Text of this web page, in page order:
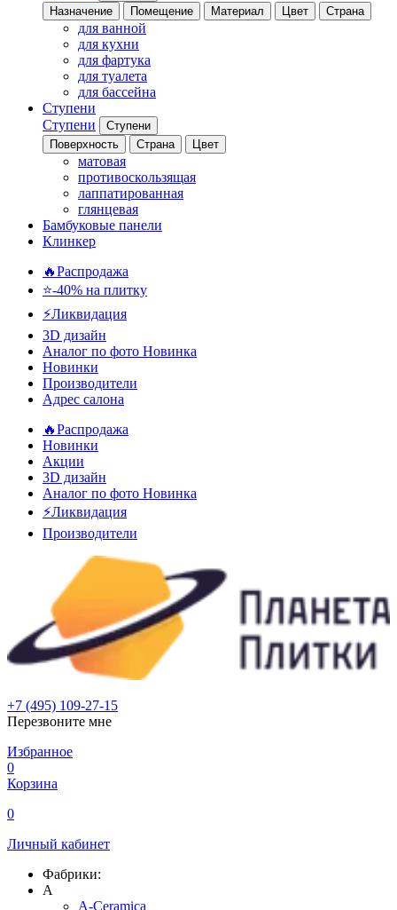
Назначение
Помещение Материал Цвет Страна
для ванной
для кухни
для фартука
для туалета
для бассейна
Ступени
Ступени
Ступени
Поверхность
Страна Цвет
матовая
противоскользящая
лаппатированная
глянцевая
Бамбуковые панели
Клинкер
🔥Распродажа
⭐-40% на плитку
⚡️Ликвидация
3D дизайн
Аналог по фото Новинка
Новинки
Производители
Адрес салона
🔥Распродажа
Новинки
Акции
3D дизайн
Аналог по фото Новинка
⚡Ликвидация
Производители
+7 (495) 109-27-15
Перезвоните мне
Избранное
0
Корзина
0
Личный кабинет
Фабрики:
A
A-Ceramica